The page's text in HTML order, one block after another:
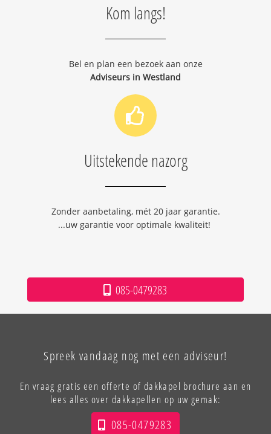
Kom langs!
Bel en plan een bezoek aan onze
Adviseurs in Westland
Uitstekende nazorg
Zonder aanbetaling, mét 20 jaar garantie.
...uw garantie voor optimale kwaliteit!
085-0479283
Spreek vandaag nog met een adviseur!
En vraag gratis een offerte of dakkapel brochure aan en
lees alles over dakkapellen op uw gemak:
085-0479283